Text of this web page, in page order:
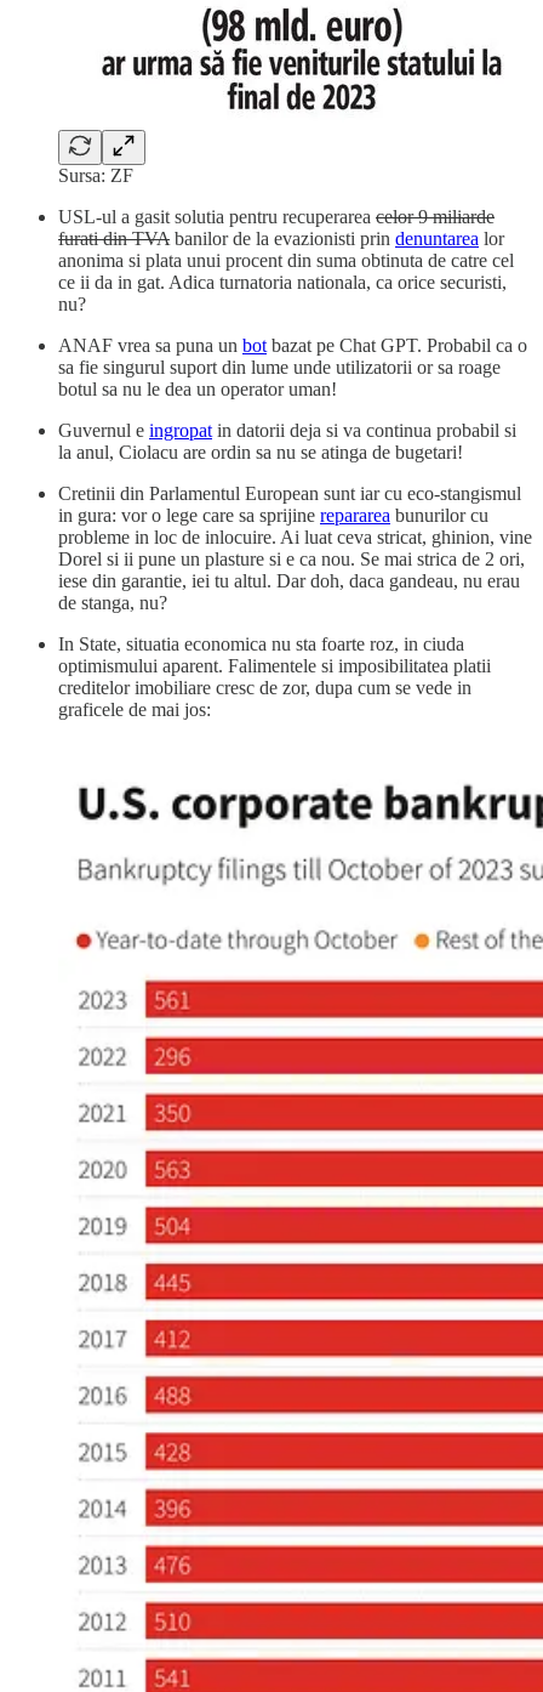
Sursa: ZF
USL-ul a gasit solutia pentru recuperarea celor 9 miliarde
furati din TVA banilor de la evazionisti prin denuntarea lor
anonima si plata unui procent din suma obtinuta de catre cel
ce ii da in gat. Adica turnatoria nationala, ca orice securisti,
nu?
ANAF vrea sa puna un bot bazat pe Chat GPT. Probabil ca o
sa fie singurul suport din lume unde utilizatorii or sa roage
botul sa nu le dea un operator uman!
Guvernul e ingropat in datorii deja si va continua probabil si
la anul, Ciolacu are ordin sa nu se atinga de bugetari!
Cretinii din Parlamentul European sunt iar cu eco-stangismul
in gura: vor o lege care sa sprijine repararea bunurilor cu
probleme in loc de inlocuire. Ai luat ceva stricat, ghinion, vine
Dorel si ii pune un plasture si e ca nou. Se mai strica de 2 ori,
iese din garantie, iei tu altul. Dar doh, daca gandeau, nu erau
de stanga, nu?
In State, situatia economica nu sta foarte roz, in ciuda
optimismului aparent. Falimentele si imposibilitatea platii
creditelor imobiliare cresc de zor, dupa cum se vede in
graficele de mai jos: